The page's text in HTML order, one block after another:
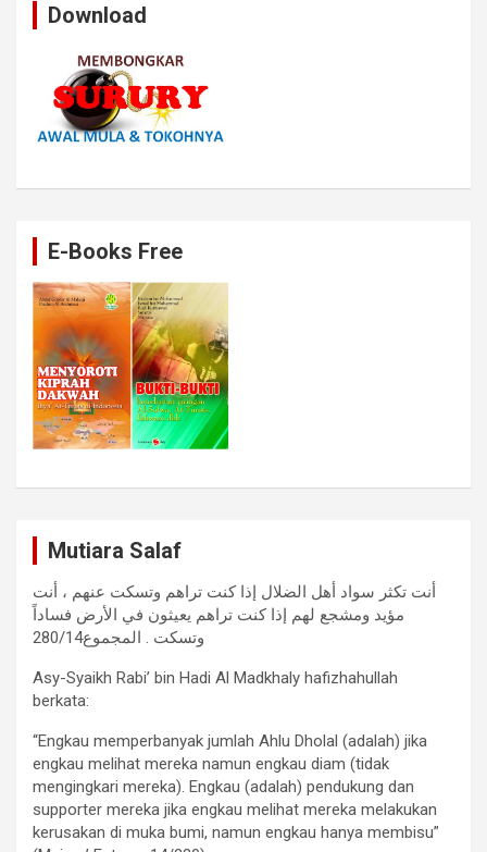
Download
E-Books Free
Mutiara Salaf
أنت تكثر سواد أهل الضلال إذا كنت تراهم وتسكت عنهم ، أنت
مؤيد ومشجع لهم إذا كنت تراهم يعيثون في الأرض فساداً
وتسكت . المجموع280/14
Asy-Syaikh Rabi’ bin Hadi Al Madkhaly hafizhahullah
berkata:
“Engkau memperbanyak jumlah Ahlu Dholal (adalah) jika
engkau melihat mereka namun engkau diam (tidak
mengingkari mereka). Engkau (adalah) pendukung dan
supporter mereka jika engkau melihat mereka melakukan
kerusakan di muka bumi, namun engkau hanya membisu”